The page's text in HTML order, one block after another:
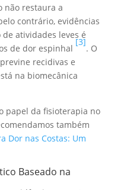
não restaura a
contrário, evidências
atividades leves é
de dor espinhal
[3]
. O
recidivas e
na biomecânica
papel da fisioterapia no
também
Dor nas Costas: Um
Baseado na